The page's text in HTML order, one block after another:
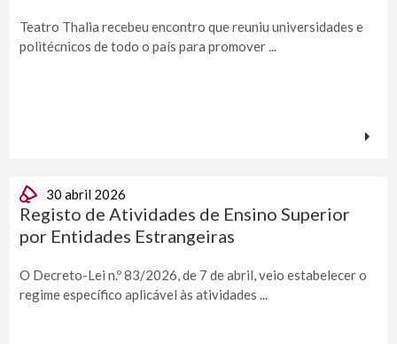
Teatro Thalia recebeu encontro que reuniu universidades e
politécnicos de todo o país para promover ...
30 abril 2026
Registo de Atividades de Ensino Superior
por Entidades Estrangeiras
O Decreto-Lei n.º 83/2026, de 7 de abril, veio estabelecer o
regime específico aplicável às atividades ...